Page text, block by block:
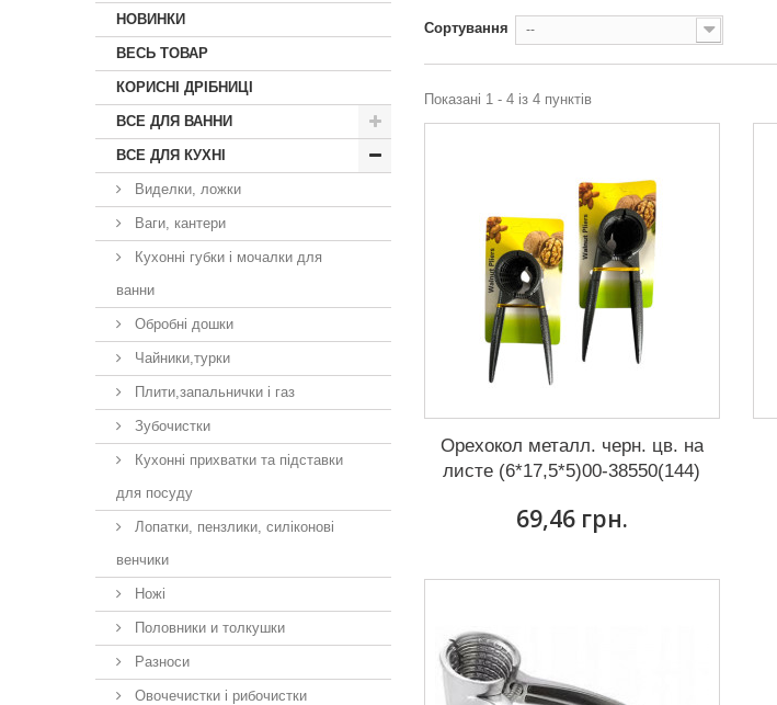
НОВИНКИ
ВЕСЬ ТОВАР
КОРИСНІ ДРІБНИЦІ
ВСЕ ДЛЯ ВАННИ
ВСЕ ДЛЯ КУХНІ
Виделки, ложки
Ваги, кантери
Кухонні губки і мочалки для
ванни
Обробні дошки
Чайники,турки
Плити,запальнички і газ
Зубочистки
Кухонні прихватки та підставки
для посуду
Лопатки, пензлики, силіконові
венчики
Ножі
Половники и толкушки
Разноси
Овочечистки і рибочистки
Сортування --
Показані 1 - 4 із 4 пунктів
Орехокол металл. черн. цв. на
листе (6*17,5*5)00-38550(144)
69,46 грн.